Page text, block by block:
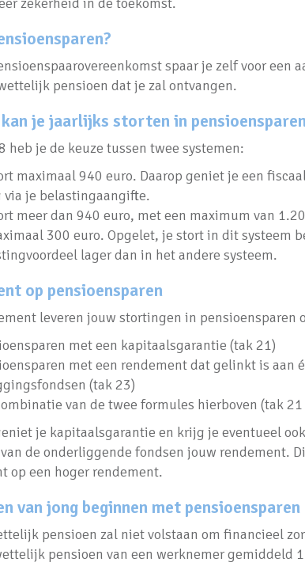
spaar je zelf voor een
pensioen dat je zal ontvangen.
je jaarlijks storten in
heb je de keuze tussen twee systemen:
maximaal 940 euro. Daarop geniet je een
via je belastingaangifte.
meer dan 940 euro, met een maximum van
300 euro. Opgelet, je stort in dit systeem
lager dan in het andere systeem.
op pensioensparen
leveren jouw stortingen in pensioensparen
met een kapitaalsgarantie (tak 21)
met een rendement dat gelinkt is aan
(tak 23)
van de twee formules hierboven (tak
je kapitaalsgarantie en krijg je eventueel
de onderliggende fondsen jouw rendement.
op een hoger rendement.
van jong beginnen met pensioensparen
pensioen zal niet volstaan om financieel
pensioen van een werknemer gemiddeld